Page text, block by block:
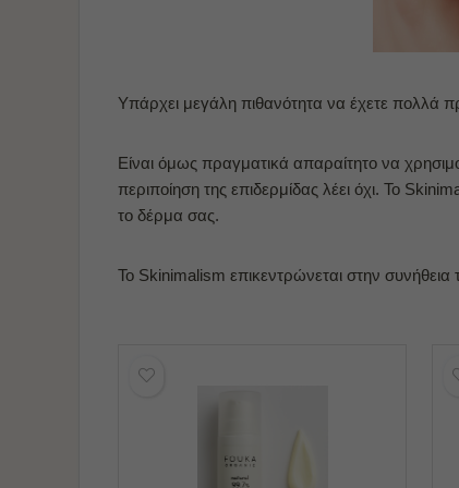
Υπάρχει μεγάλη πιθανότητα να έχετε πολλά
Είναι όμως πραγματικά απαραίτητο να
περιποίηση της επιδερμίδας λέει όχι. Το
το δέρμα σας.
Το Skinimalism επικεντρώνεται στην συνήθεια